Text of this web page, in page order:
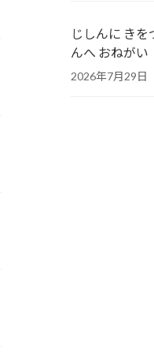
じしんに き
んへ おねがい
2026年7月29日